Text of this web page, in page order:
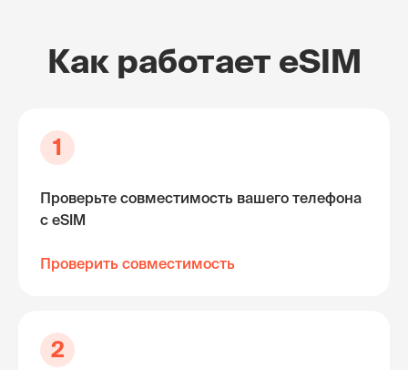
Как работает eSIM
1
Проверьте совместимость вашего телефона
с eSIM
Проверить совместимость
2